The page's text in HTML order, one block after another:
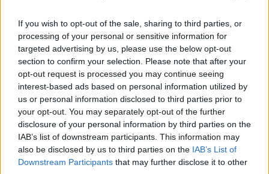
If you wish to opt-out of the sale, sharing to third parties, or
processing of your personal or sensitive information for
targeted advertising by us, please use the below opt-out
section to confirm your selection. Please note that after your
opt-out request is processed you may continue seeing
interest-based ads based on personal information utilized by
us or personal information disclosed to third parties prior to
your opt-out. You may separately opt-out of the further
disclosure of your personal information by third parties on the
IAB’s list of downstream participants. This information may
also be disclosed by us to third parties on the IAB’s List of
Downstream Participants that may further disclose it to other
‘νουθετήσει’ η Δύση είναι η Αθήνα.
«Ένας από τους καβγάδες που κάνω με
Δυτικούς είναι ‘Αμάν, μην υπάρξει ένταση, να
υπάρξει σταθερότητα’. Κι εγώ τους λέω ότι
αυτό που ονομάζετε εσείς σταθερότητα
είναι να εγκαταλείπουμε τα εθνικά μας
συμφέροντα; Ασκείτε πιέσεις στην Ελλάδα;
Ασκείστε πρώτα πίεση στην Ελλάδα και μετά
ελάτε να μας ρωτήσετε εμάς».